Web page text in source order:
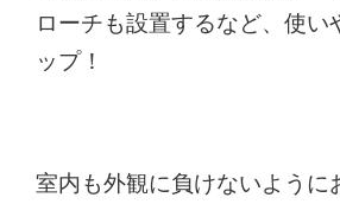
ローチも設置するなど、使い
ップ！
室内も外観に負けないように